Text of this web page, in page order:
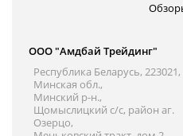
ООО "Амдбай Трейдинг"
Республика Беларусь, 223021,
Минская обл.,
Минский р-н.,
Щомыслицкий с/с, район аг.
Озерцо,